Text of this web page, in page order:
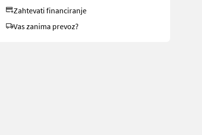
Zahtevati financiranje
Vas zanima prevoz?